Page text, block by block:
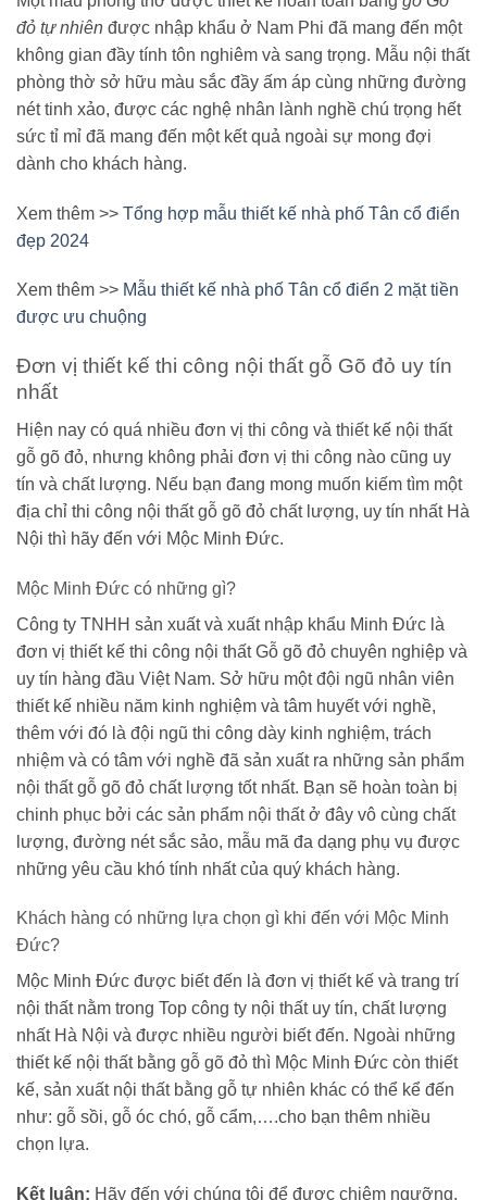
đỏ tự nhiên được nhập khẩu ở Nam Phi đã mang đến một
không gian đầy tính tôn nghiêm và sang trọng. Mẫu nội thất
phòng thờ sở hữu màu sắc đầy ấm áp cùng những đường
nét tinh xảo, được các nghệ nhân lành nghề chú trọng hết
sức tỉ mỉ đã mang đến một kết quả ngoài sự mong đợi
dành cho khách hàng.
Xem thêm >> Tổng hợp mẫu thiết kế nhà phố Tân cổ điển
đẹp 2024
Xem thêm >> Mẫu thiết kế nhà phố Tân cổ điển 2 mặt tiền
được ưu chuộng
Đơn vị thiết kế thi công nội thất gỗ Gõ đỏ uy tín
nhất
Hiện nay có quá nhiều đơn vị thi công và thiết kế nội thất
gỗ gõ đỏ, nhưng không phải đơn vị thi công nào cũng uy
tín và chất lượng. Nếu bạn đang mong muốn kiếm tìm một
địa chỉ thi công nội thất gỗ gõ đỏ chất lượng, uy tín nhất Hà
Nội thì hãy đến với Mộc Minh Đức.
Mộc Minh Đức có những gì?
Công ty TNHH sản xuất và xuất nhập khẩu Minh Đức là
đơn vị thiết kế thi công nội thất Gỗ gõ đỏ chuyên nghiệp và
uy tín hàng đầu Việt Nam. Sở hữu một đội ngũ nhân viên
thiết kế nhiều năm kinh nghiệm và tâm huyết với nghề,
thêm với đó là đội ngũ thi công dày kinh nghiệm, trách
nhiệm và có tâm với nghề đã sản xuất ra những sản phẩm
nội thất gỗ gõ đỏ chất lượng tốt nhất. Bạn sẽ hoàn toàn bị
chinh phục bởi các sản phẩm nội thất ở đây vô cùng chất
lượng, đường nét sắc sảo, mẫu mã đa dạng phụ vụ được
những yêu cầu khó tính nhất của quý khách hàng.
Khách hàng có những lựa chọn gì khi đến với Mộc Minh
Đức?
Mộc Minh Đức được biết đến là đơn vị thiết kế và trang trí
nội thất nằm trong Top công ty nội thất uy tín, chất lượng
nhất Hà Nội và được nhiều người biết đến. Ngoài những
thiết kế nội thất bằng gỗ gõ đỏ thì Mộc Minh Đức còn thiết
kế, sản xuất nội thất bằng gỗ tự nhiên khác có thể kể đến
như: gỗ sồi, gỗ óc chó, gỗ cẩm,….cho bạn thêm nhiều
chọn lựa.
Kết luận: Hãy đến với chúng tôi để được chiêm ngưỡng,